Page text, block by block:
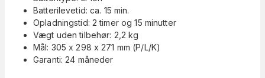
Batterilevetid: ca. 15 min.
Opladningstid: 2 timer og 15 minutter
Vægt uden tilbehør: 2,2 kg
Mål: 305 x 298 x 271 mm (P/L/K)
Garanti: 24 måneder